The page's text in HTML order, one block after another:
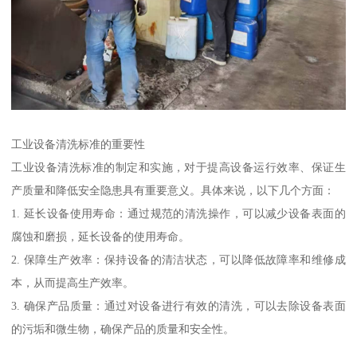
工业设备清洗标准的重要性
工业设备清洗标准的制定和实施，对于提高设备运行效率、保证生
产质量和降低安全隐患具有重要意义。具体来说，以下几个方面：
1. 延长设备使用寿命：通过规范的清洗操作，可以减少设备表面的
腐蚀和磨损，延长设备的使用寿命。
2. 保障生产效率：保持设备的清洁状态，可以降低故障率和维修成
本，从而提高生产效率。
3. 确保产品质量：通过对设备进行有效的清洗，可以去除设备表面
的污垢和微生物，确保产品的质量和安全性。